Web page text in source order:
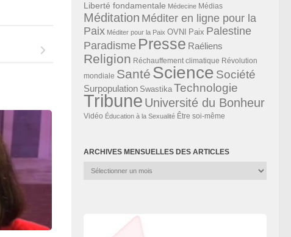
Liberté fondamentale Médecine Médias
Méditation Méditer en ligne pour la
Paix Méditer pour la Paix OVNI Paix Palestine
Paradisme Presse Raéliens
Religion Réchauffement climatique Révolution
mondiale Santé Science Société
Surpopulation Swastika Technologie
Tribune Université du Bonheur
Vidéo Éducation à la Sexualité Être soi-même
ARCHIVES MENSUELLES DES ARTICLES
Archives